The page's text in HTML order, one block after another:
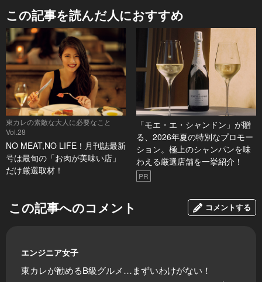
この記事を読んだ人におすすめ
東カレの素敵な大人に必要なこと
Vol.28
NO MEAT,NO LIFE！月刊誌最新
号は最旬の「お肉が美味い店」
だけ厳選取材！
「モエ・エ・シャンドン」が贈
る、2026年夏の特別なプロモー
ション。極上のシャンパンを味
わえる厳選店舗を一挙紹介！
PR
この記事へのコメント コメントする
エンジニア女子
東カレが勧めるB級グルメ…まずいわけがない！